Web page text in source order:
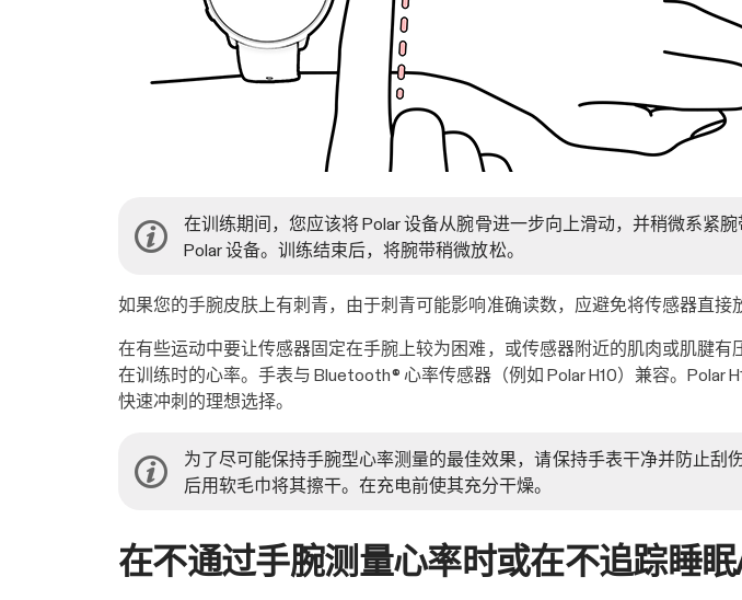
在训练期间，您应该将 Polar 设备从腕骨进一步向上滑动，并稍微系紧
Polar 设备。训练结束后，将腕带稍微放松。
如果您的手腕皮肤上有刺青，由于刺青可能影响准确读数，应避免将传感器直接
在有些运动中要让传感器固定在手腕上较为困难，或传感器附近的肌肉或肌腱
在训练时的心率。手表与 Bluetooth® 心率传感器（例如 Polar H10）兼容。
快速冲刺的理想选择。
为了尽可能保持手腕型心率测量的最佳效果，请保持手表干净并防止
后用软毛巾将其擦干。在充电前使其充分干燥。
在不通过手腕测量心率时或在不追踪睡